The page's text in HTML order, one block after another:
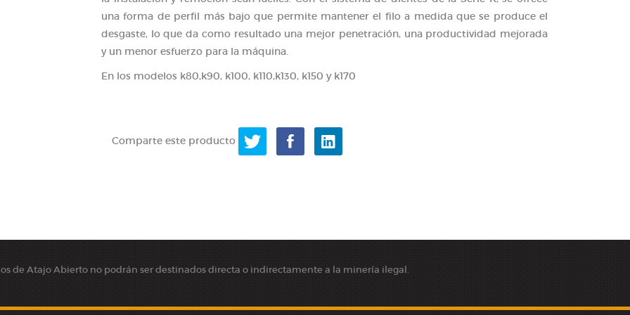
una forma de perfil más bajo que permite mantener el filo a medida que se produce el
desgaste, lo que da como resultado una mejor penetración, una productividad mejorada
y un menor esfuerzo para la máquina.
En los modelos k80,k90, k100, k110,k130, k150 y k170
Comparte este producto
de Atajo Abierto no podrán ser destinados directa o indirectamente a la minería ilegal.